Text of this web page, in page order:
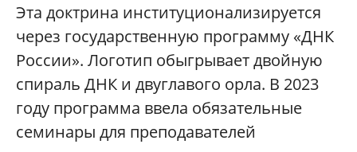
Эта доктрина институционализируется
через государственную программу «ДНК
России». Логотип обыгрывает двойную
спираль ДНК и двуглавого орла. В 2023
году программа ввела обязательные
семинары для преподавателей